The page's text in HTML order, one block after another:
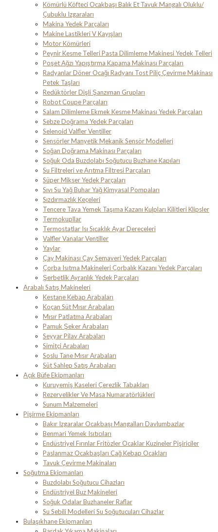
Kömürlü Köfteci Ocakbaşı Balık Et Tavuk Mangalı Oluklu/
Çubuklu Izgaraları
Makina Yedek Parçaları
Makine Lastikleri V Kayışları
Motor Kömürleri
Peynir Kesme Telleri Pasta Dilimleme Makinesi Yedek Telleri
Poşet Ağzı Yapıştırma Kapama Makinası Parçaları
Radyanlar Döner Ocağı Radyanı Tost Piliç Çevirme Makinası
Petek Taşları
Redüktörler Dişli Şanzıman Grupları
Robot Coupe Parçaları
Salam Dilimleme Ekmek Kesme Makinası Yedek Parçaları
Sebze Doğrama Yedek Parçaları
Selenoid Valfler Ventiller
Sensörler Manyetik Mekanik Sensör Modelleri
Soğan Doğrama Makinası Parçaları
Soğuk Oda Buzdolabı Soğutucu Buzhane Kapıları
Su Filtreleri ve Arıtma Filtresi Parçaları
Süper Mikser Yedek Parçaları
Sıvı Su Yağ Buhar Yağ Kimyasal Pompaları
Sızdırmazlık Keçeleri
Tencere Tava Yemek Taşıma Kazanı Kulpları Kilitleri Klipsler
Termokupllar
Termostatlar Isı Sıcaklık Ayar Dereceleri
Valfler Vanalar Ventiller
Yaylar
Çay Makinası Çay Semaveri Yedek Parçaları
Çorba Isıtma Makineleri Çorbalık Kazanı Yedek Parçaları
Şerbetlik Ayranlık Yedek Parçaları
Arabalı Satış Makineleri
Kestane Kebap Arabaları
Koçan Süt Mısır Arabaları
Mısır Patlatma Arabaları
Pamuk Şeker Arabaları
Seyyar Pilav Arabaları
Simitçi Arabaları
Soslu Tane Mısır Arabaları
Süt Sahlep Satış Arabaları
Açık Büfe Ekipmanları
Kuruyemiş Kaseleri Çerezlik Tabakları
Rezervelikler Ve Masa Numaratörlükleri
Sunum Malzemeleri
Pişirme Ekipmanları
Bakır Izgaralar Ocakbaşı Mangalları Davlumbazlar
Benmari Yemek Isıtıcıları
Endüstriyel Fırınlar Fritözler Ocaklar Kuzineler Pişiriciler
Paslanmaz Ocakbaşları Cağ Kebap Ocakları
Tavuk Çevirme Makinaları
Soğutma Ekipmanları
Buzdolabı Soğutucu Cihazları
Endüstriyel Buz Makineleri
Soğuk Odalar Buzhaneler Raflar
Su Sebili Modelleri Su Soğutucuları Cihazlar
Bulaşıkhane Ekipmanları